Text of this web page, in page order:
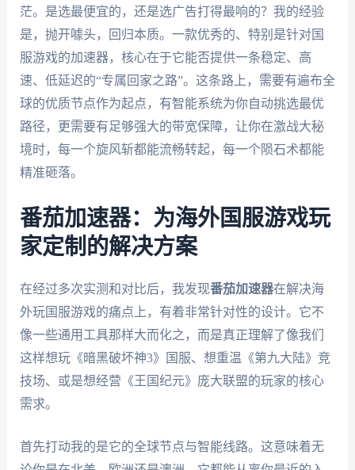
茫。是选最便宜的，还是选广告打得最响的？我的经验
是，抛开噱头，回归本质。一款优秀的、特别是针对国
服游戏的加速器，核心在于它能否提供一条稳定、高
速、低延迟的“专属回家之路”。这条路上，需要有遍布全
球的优质节点作为起点，有智能系统为你自动挑选最优
路径，更需要有足够强大的带宽保障，让你在激战大秘
境时，每一个旋风斩都能流畅转起，每一个陨石术都能
精准砸落。
番茄加速器：为海外国服游戏玩
家定制的解决方案
在经过多次实测和对比后，我发现番茄加速器在解决海
外玩国服游戏的痛点上，有着非常针对性的设计。它不
像一些通用工具那样大而化之，而是真正理解了像我们
这样想玩《暗黑破坏神3》国服、想重温《第九大陆》竞
技场、或是想经营《王国纪元》庞大联盟的玩家的核心
需求。
首先打动我的是它的全球节点与智能线路。这意味着无